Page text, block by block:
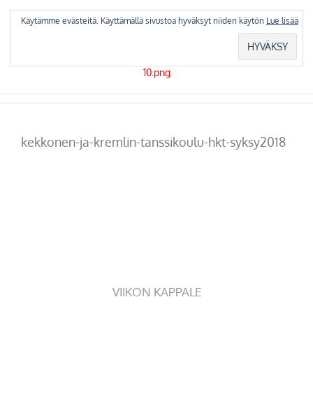
kekkonen-ja-kremlin-tanssikoulu-hkt-syksy2018
VIIKON KAPPALE
Käytämme evästeitä. Käyttämällä sivustoa hyväksyt niiden käytön Lue lisää